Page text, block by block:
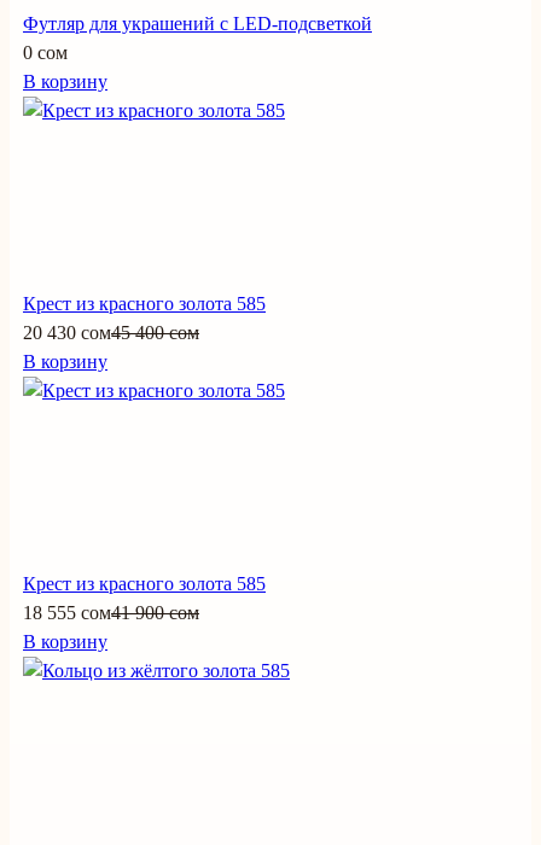
Футляр для украшений с LED-подсветкой
0 сом
В корзину
Крест из красного золота 585
20 430 сом45 400 сом
В корзину
Крест из красного золота 585
18 555 сом41 900 сом
В корзину